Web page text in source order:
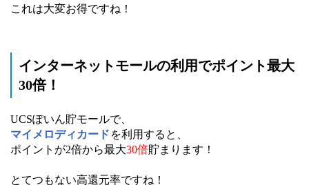
これは大変お得ですね！
インターネットモールの利用でポイント最大
30倍！
UCSぽいん貯モールで、
マイメロディカード を利用すると、
ポイントが2倍から最大30倍貯まります！
とてつもない高還元率ですね！